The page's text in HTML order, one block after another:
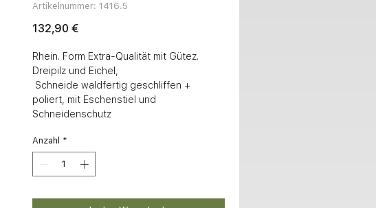
Artikelnummer: 1416.5
132,90 €Preis
Rhein. Form Extra-Qualität mit Gütez.
Dreipilz und Eichel,
poliert, mit Eschenstiel und
Schneidenschutz
Anzahl *